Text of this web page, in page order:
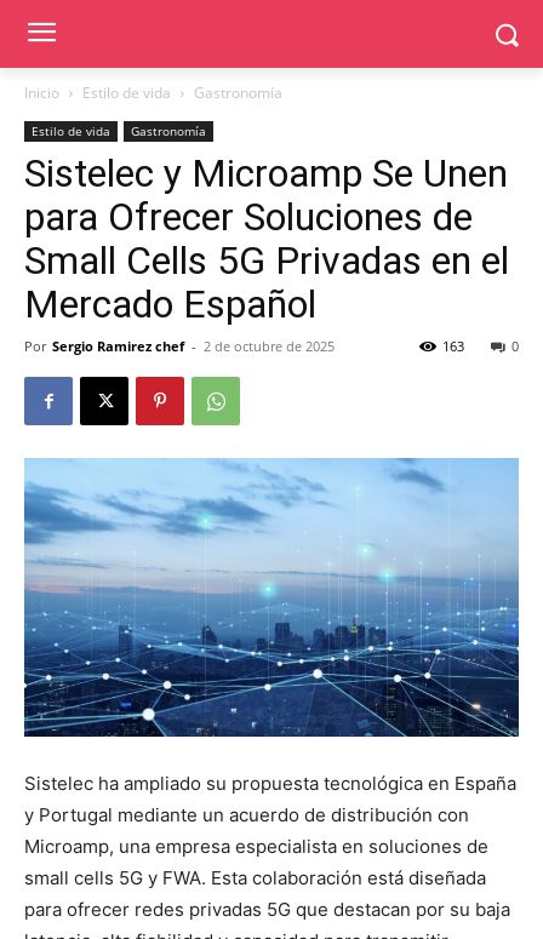
Inicio Estilo de vida Gastronomía
Estilo de vida Gastronomía
Sistelec y Microamp Se Unen
para Ofrecer Soluciones de
Small Cells 5G Privadas en el
Mercado Español
Por Sergio Ramirez chef - 2 de octubre de 2025 0
163
Sistelec ha ampliado su propuesta tecnológica en España
y Portugal mediante un acuerdo de distribución con
Microamp, una empresa especialista en soluciones de
small cells 5G y FWA. Esta colaboración está diseñada
para ofrecer redes privadas 5G que destacan por su baja